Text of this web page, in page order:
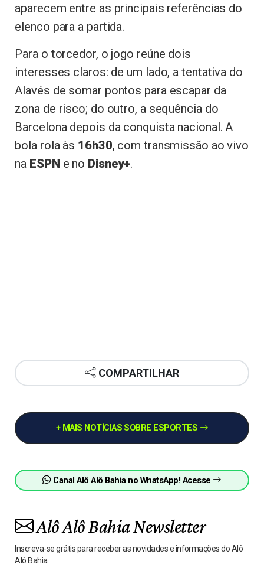
aparecem entre as principais referências do
elenco para a partida.
Para o torcedor, o jogo reúne dois
interesses claros: de um lado, a tentativa do
Alavés de somar pontos para escapar da
zona de risco; do outro, a sequência do
Barcelona depois da conquista nacional. A
bola rola às 16h30, com transmissão ao vivo
na ESPN e no Disney+.
COMPARTILHAR
+ MAIS NOTÍCIAS SOBRE ESPORTES
Canal Alô Alô Bahia no WhatsApp! Acesse
Alô Alô Bahia Newsletter
Inscreva-se grátis para receber as novidades e informações do Alô
Alô Bahia